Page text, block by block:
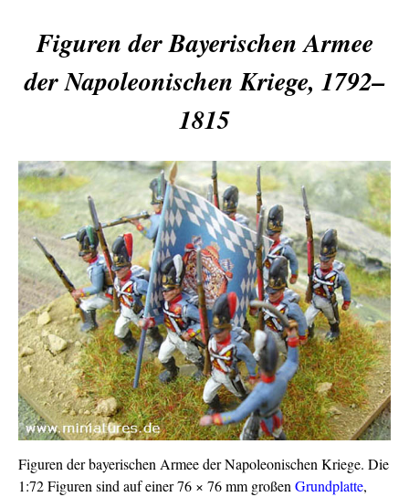
Figuren der Bayerischen Armee
der Napoleonischen Kriege, 1792–
1815
Figuren der bayerischen Armee der Napoleonischen Kriege. Die
1:72 Figuren sind auf einer 76 × 76 mm großenGrundplatte,